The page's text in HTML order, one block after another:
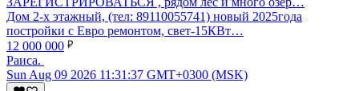
Дом 2-х этажный, (тел: 89110055741) новый 2025года
постройки с Евро ремонтом, свет-15КВт…
12 000 000
Раиса.
Sun Aug 09 2026 11:31:37 GMT+0300 (MSK)